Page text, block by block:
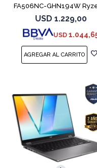
FA506NC-GHN194W
7445HS 3050
USD 1.229,00
USD
COMPARAR